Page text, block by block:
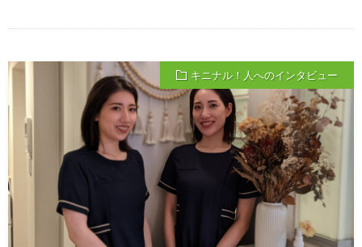
キニナル！人へのインタビュー